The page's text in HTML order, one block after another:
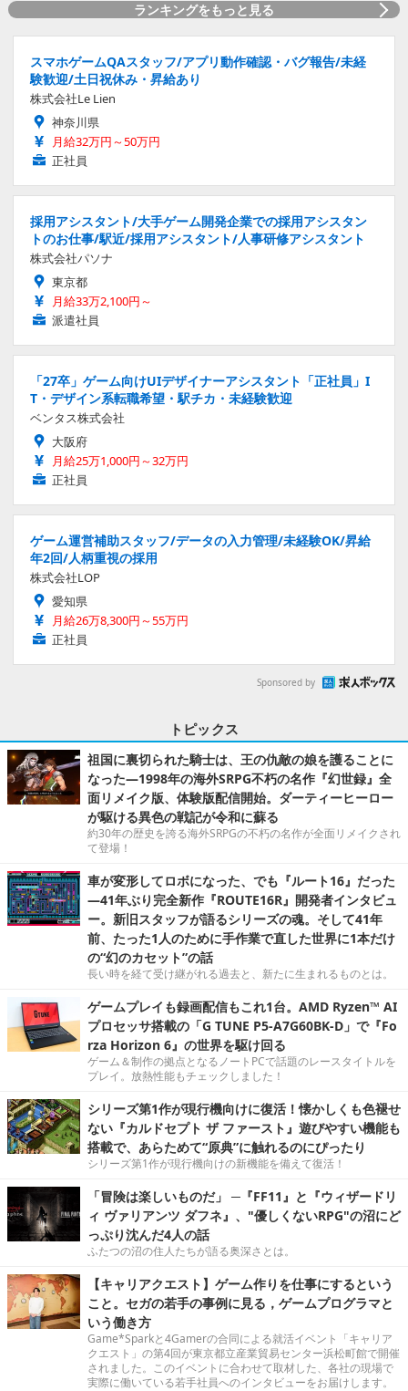
ランキングをもっと見る
スマホゲームQAスタッフ/アプリ動作確認・バグ報告/未経
験歓迎/土日祝休み・昇給あり
株式会社Le Lien
神奈川県
月給32万円～50万円
正社員
採用アシスタント/大手ゲーム開発企業での採用アシスタン
トのお仕事/駅近/採用アシスタント/人事研修アシスタント
株式会社パソナ
東京都
月給33万2,100円～
派遣社員
「27卒」ゲーム向けUIデザイナーアシスタント「正社員」I
T・デザイン系転職希望・駅チカ・未経験歓迎
ベンタス株式会社
大阪府
月給25万1,000円～32万円
正社員
ゲーム運営補助スタッフ/データの入力管理/未経験OK/昇給
年2回/人柄重視の採用
株式会社LOP
愛知県
月給26万8,300円～55万円
正社員
Sponsored by
トピックス
祖国に裏切られた騎士は、王の仇敵の娘を護ることに
なった―1998年の海外SRPG不朽の名作『幻世録』全
面リメイク版、体験版配信開始。ダーティーヒーロー
が駆ける異色の戦記が令和に蘇る
約30年の歴史を誇る海外SRPGの不朽の名作が全面リメイクされ
て登場！
車が変形してロボになった、でも『ルート16』だった
―41年ぶり完全新作『ROUTE16R』開発者インタビュ
ー。新旧スタッフが語るシリーズの魂。そして41年
前、たった1人のために手作業で直した世界に1本だけ
の“幻のカセット”の話
長い時を経て受け継がれる過去と、新たに生まれるものとは。
ゲームプレイも録画配信もこれ1台。AMD Ryzen™ AI
プロセッサ搭載の「G TUNE P5-A7G60BK-D」で『Fo
rza Horizon 6』の世界を駆け回る
ゲーム＆制作の拠点となるノートPCで話題のレースタイトルを
プレイ。放熱性能もチェックしました！
シリーズ第1作が現行機向けに復活！懐かしくも色褪せ
ない『カルドセプト ザ ファースト』遊びやすい機能も
搭載で、あらためて“原典”に触れるのにぴったり
シリーズ第1作が現行機向けの新機能を備えて復活！
「冒険は楽しいものだ」 ─『FF11』と『ウィザードリ
ィ ヴァリアンツ ダフネ』、"優しくないRPG"の沼にど
っぷり沈んだ4人の話
ふたつの沼の住人たちが語る奥深さとは。
【キャリアクエスト】ゲーム作りを仕事にするという
こと。セガの若手の事例に見る，ゲームプログラマと
いう働き方
Game*Sparkと4Gamerの合同による就活イベント「キャリア
クエスト」の第4回が東京都立産業貿易センター浜松町館で開催
されました。このイベントに合わせて取材した、各社の現場で
実際に働いている若手社員へのインタビューをお届けします。